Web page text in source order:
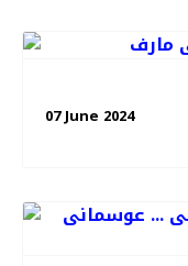
07 June 2024